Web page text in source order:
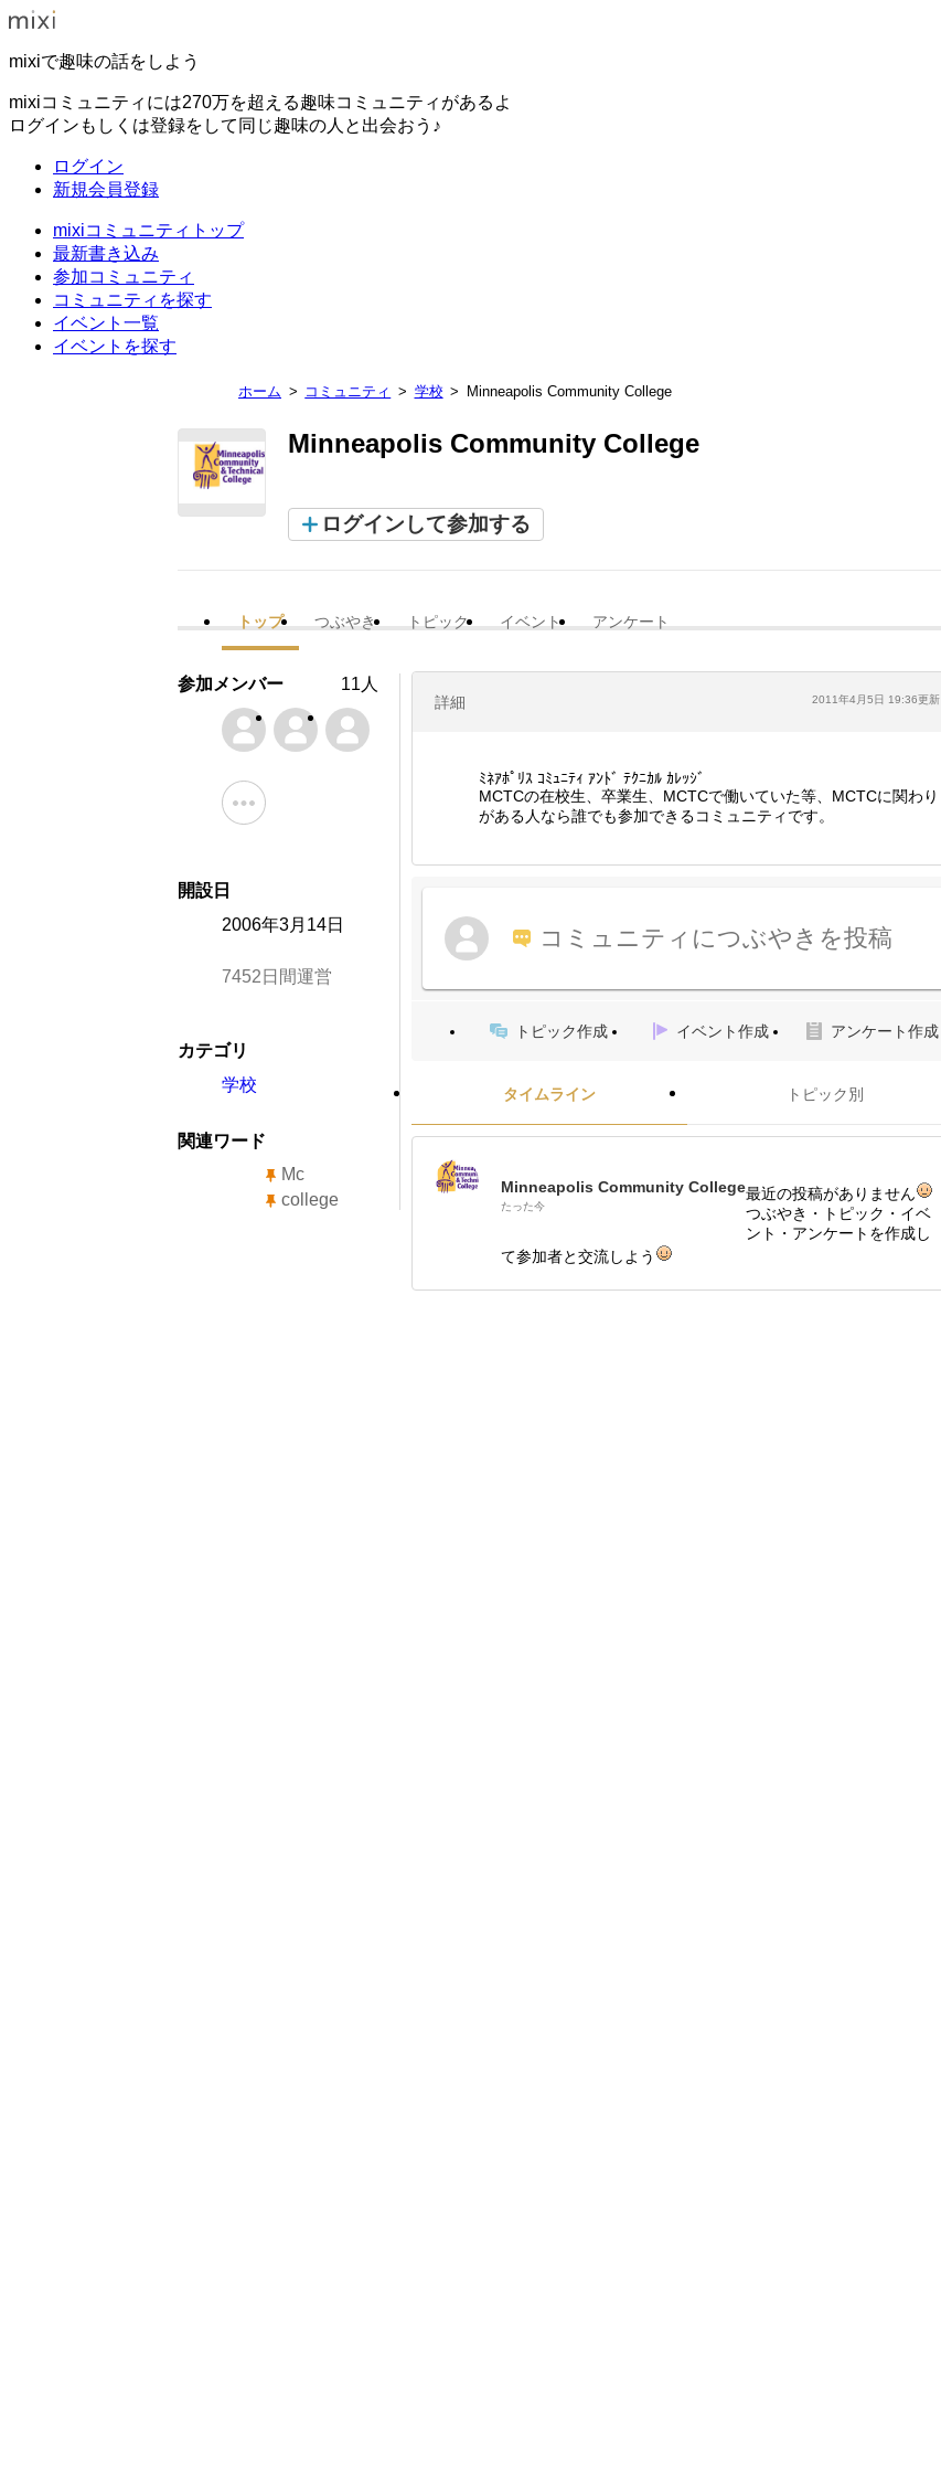
mixiで趣味の話をしよう
mixiコミュニティには270万を超える趣味コミュニティがあるよ
ログインもしくは登録をして同じ趣味の人と出会おう♪
ログイン
新規会員登録
mixiコミュニティトップ
最新書き込み
参加コミュニティ
コミュニティを探す
イベント一覧
イベントを探す
ホーム コミュニティ 学校 Minneapolis Community College
Minneapolis Community College
ログインして参加する
トップ つぶやき トピック イベント アンケート
詳細 2011年4月5日 19:36更新
ﾐﾈｱﾎﾟﾘｽ ｺﾐｭﾆﾃｨ ｱﾝﾄﾞ ﾃｸﾆｶﾙ ｶﾚｯｼﾞ
MCTCの在校生、卒業生、MCTCで働いていた等、MCTCに関わり
がある人なら誰でも参加できるコミュニティです。
コミュニティにつぶやきを投稿
トピック作成 イベント作成 アンケート作成
タイムライン トピック別
Minneapolis Community College
たった今
最近の投稿がありません
つぶやき・トピック・イベ
ント・アンケートを作成し
て参加者と交流しよう
参加メンバー 11人
開設日
2006年3月14日
7452日間運営
カテゴリ
学校
関連ワード
Mc
college